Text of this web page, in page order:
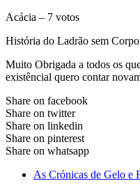
Acácia – 7 votos
História do Ladrão sem
Muito Obrigada a todos os
existêncial quero contar
Share on facebook
Share on twitter
Share on linkedin
Share on pinterest
Share on whatsapp
As Crónicas de Gelo e